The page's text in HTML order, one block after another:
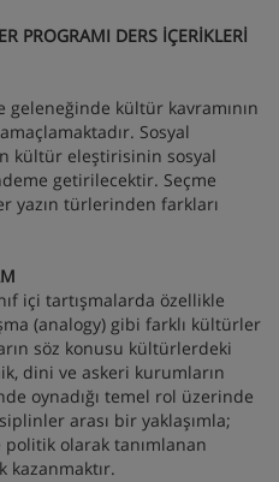
PROGRAMI DERS İÇERİKLERİ
kültür kavramının
Sosyal
kültür eleştirisinin sosyal
getirilecektir. Seçme
yazın türlerinden farkları
içi tartışmalarda özellikle
(analogy) gibi farklı kültürler
söz konusu kültürlerdeki
dini ve askeri kurumların
oynadığı temel rol üzerinde
arası bir yaklaşımla;
olarak tanımlanan
kazanmaktır.